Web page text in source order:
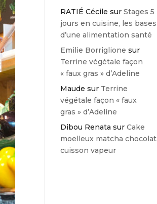
RATIÉ Cécile surStages 5
jours en cuisine, les bases
d’une alimentation santé
Emilie Borriglione sur
Terrine végétale façon
« faux gras » d’Adeline
Maude sur Terrine
végétale façon « faux
gras » d’Adeline
Dibou Renata surCake
moelleux matcha chocolat
cuisson vapeur